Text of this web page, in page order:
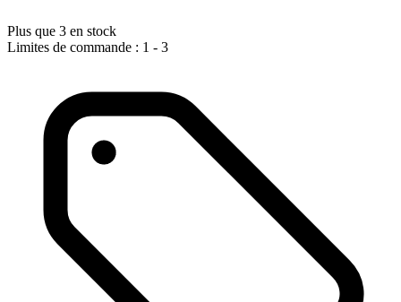
Plus que 3 en stock
Limites de commande : 1 - 3